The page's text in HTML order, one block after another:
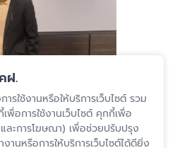
ฝ.
รใช้งานหรือให้บริการเว็บไซต์ รวม
อการใช้งานเว็บไซต์ คุกกี้เพื่อ
และการโฆษณา) เพื่อช่วยปรับปรุง
านหรือการให้บริการเว็บไซต์ได้ดียิ่ง